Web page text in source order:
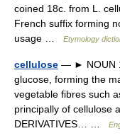
coined 18c. from L.
French suffix forming
usage …
Etymology
cellulose — ► NOUN
glucose, forming the
vegetable fibres such
principally of cellulose
DERIVATIVES… …